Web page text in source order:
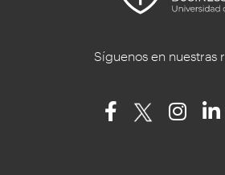
Síguenos en nuestras